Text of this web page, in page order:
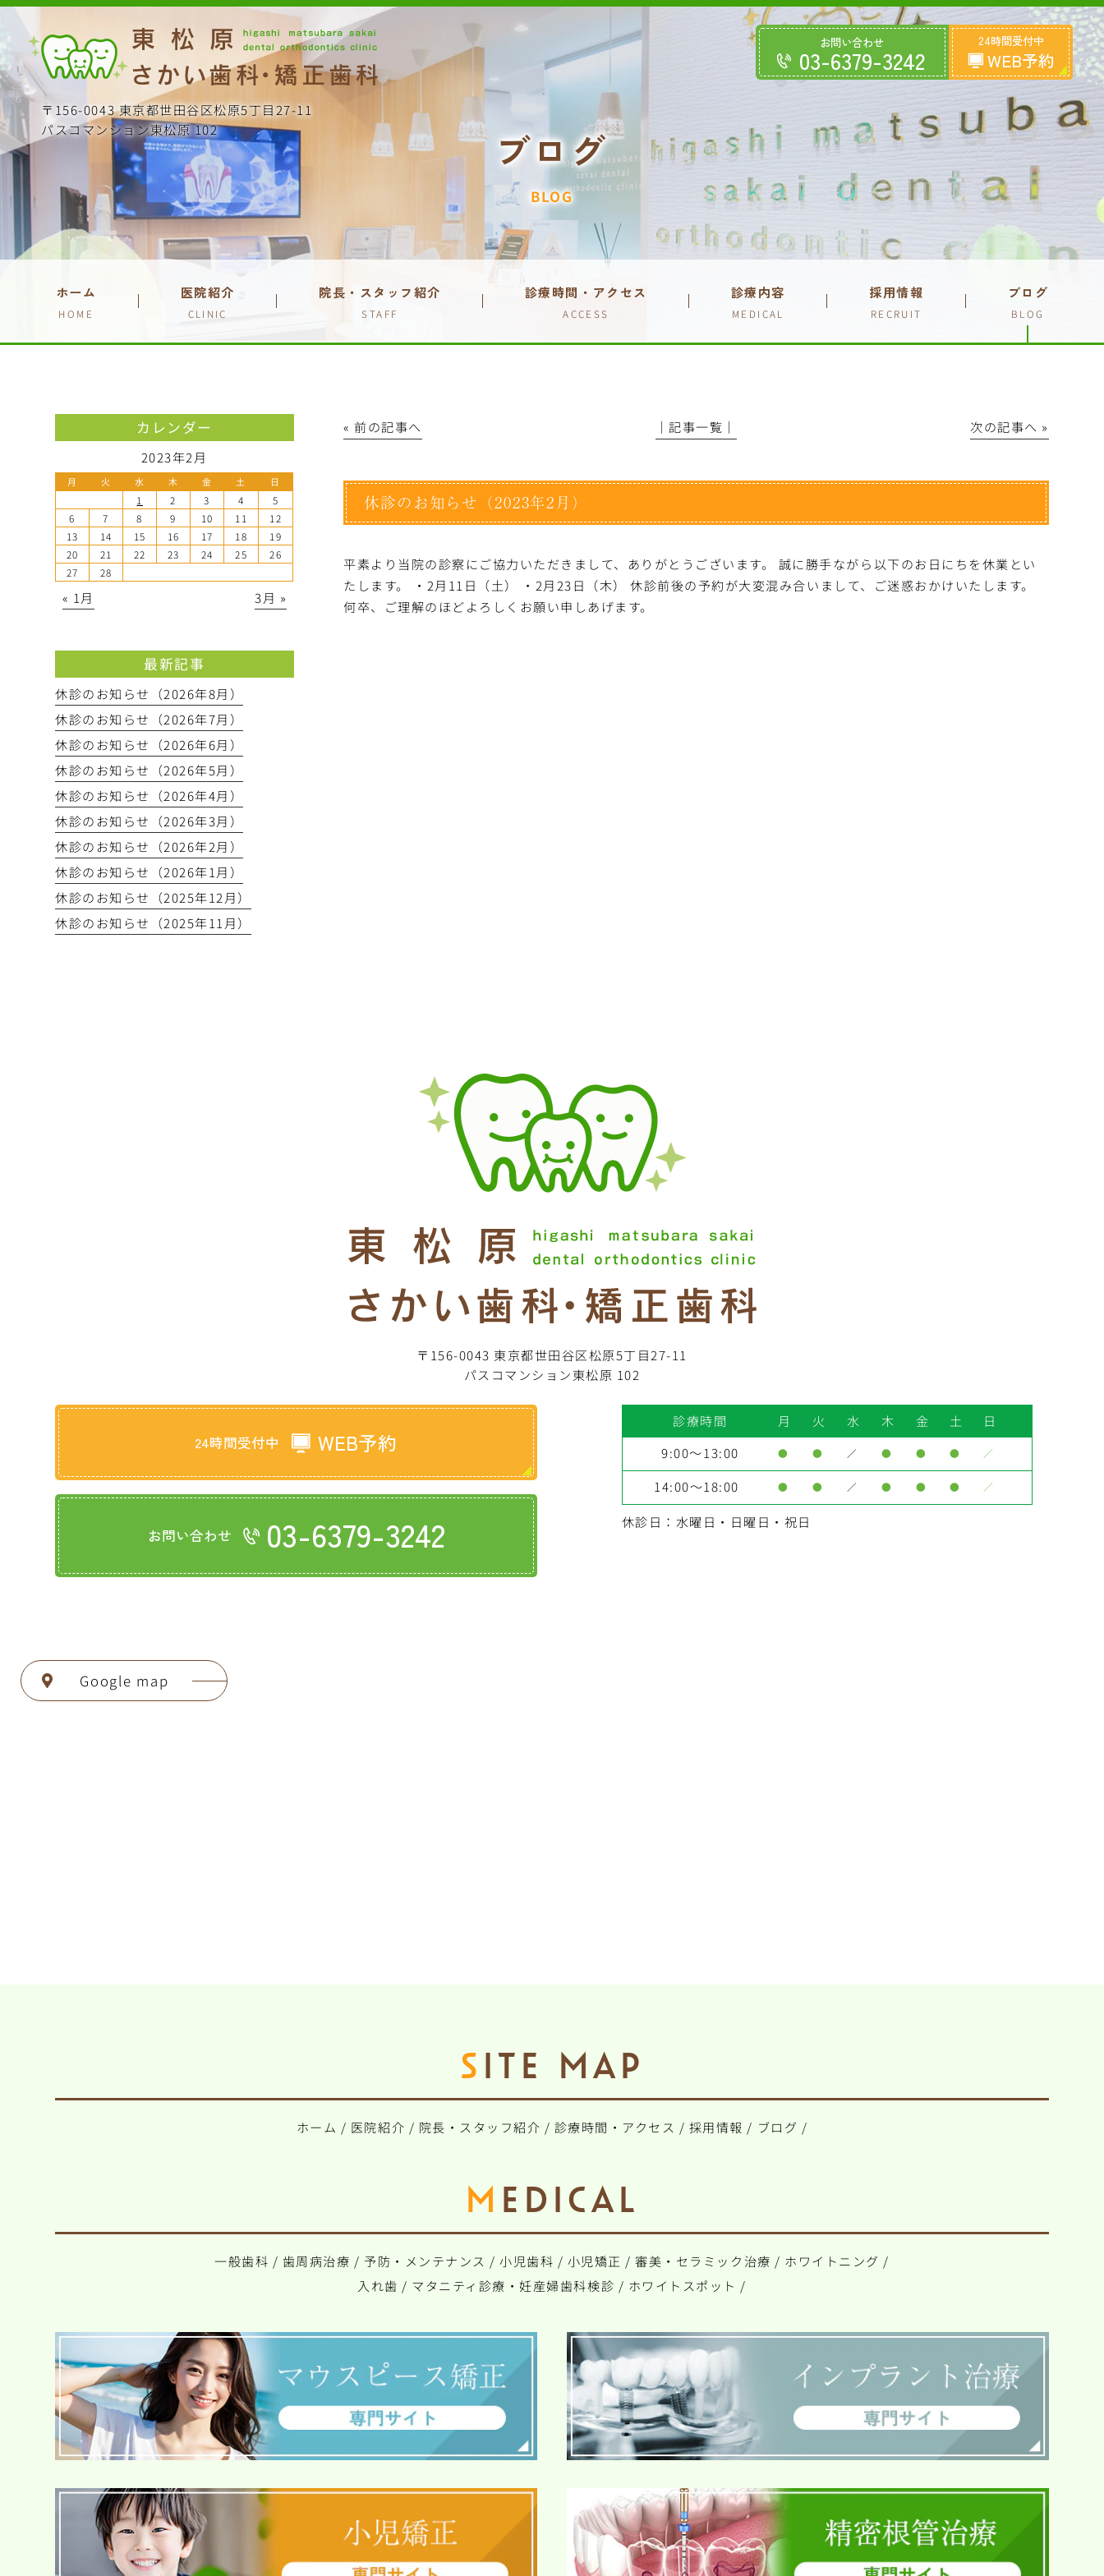
〒156-0043 東京都世田谷区松原5丁目27-11
パスコマンション東松原 102
お問い合わせ
03-6379-3242
24時間受付中
WEB予約
ブログ
BLOG
ホーム
HOME
医院紹介
CLINIC
院長・スタッフ紹介
STAFF
診療時間・アクセス
ACCESS
診療内容
MEDICAL
採用情報
RECRUIT
ブログ
BLOG
« 前の記事へ │記事一覧│ 次の記事へ »
休診のお知らせ（2023年2月）
平素より当院の診察にご協力いただきまして、ありがとうございます。 誠に勝手ながら以下のお日にちを休業とい
たします。 ・2月11日（土） ・2月23日（木） 休診前後の予約が大変混み合いまして、ご迷惑おかけいたします。
何卒、ご理解のほどよろしくお願い申しあげます。
カレンダー
2023年2月
月 火 水 木 金 土 日
1 2 3 4
5
6
7 8 9 10 11
12
13
14 15 16 17 18
19
20
21 22 23 24 25
26
27
28
« 1月 3月 »
最新記事
休診のお知らせ（2026年8月）
休診のお知らせ（2026年7月）
休診のお知らせ（2026年6月）
休診のお知らせ（2026年5月）
休診のお知らせ（2026年4月）
休診のお知らせ（2026年3月）
休診のお知らせ（2026年2月）
休診のお知らせ（2026年1月）
休診のお知らせ（2025年12月）
休診のお知らせ（2025年11月）
〒156-0043 東京都世田谷区松原5丁目27-11
パスコマンション東松原 102
24時間受付中 WEB予約
お問い合わせ 03-6379-3242
診療時間 月 火 水 木 金 土
日
9:00～13:00
● ● ／ ● ● ● ／
14:00～18:00 ● ● ／ ● ● ● ／
休診日：水曜日・日曜日・祝日
Google map
SITE MAP
ホーム / 医院紹介 / 院長・スタッフ紹介 / 診療時間・アクセス / 採用情報 / ブログ /
MEDICAL
一般歯科 / 歯周病治療 / 予防・メンテナンス /小児歯科 / 小児矯正 /審美・セラミック治療 / ホワイトニング /
入れ歯 / マタニティ診療・妊産婦歯科検診 / ホワイトスポット /